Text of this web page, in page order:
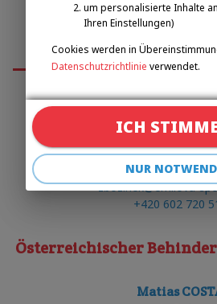
Emilova
Pavel
zbozinek@emilova-
+420 602 720
Österreichischer
Matias
um personalisierte Inhalte
Ihren Einstellungen)
Cookies werden in
Datenschutzrichtlinie verwendet.
NUR
ICH